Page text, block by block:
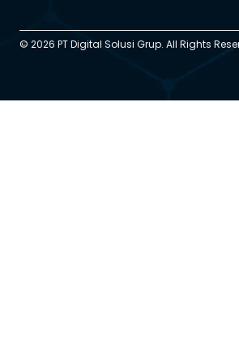
© 2026 PT Digital Solusi Grup. All Rights